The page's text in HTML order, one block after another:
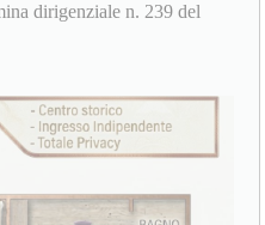
dirigenziale n. 239 del